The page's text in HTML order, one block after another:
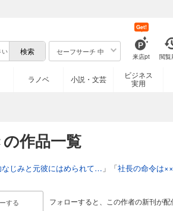
セーフサーチ 中
来店pt
Get!
閲覧
ラノベ 小説・文芸
ビジネス
実用
作品一覧
なじみと元彼にはめられて… 」「社長の命令は
する フォローすると、この作者の新刊が配